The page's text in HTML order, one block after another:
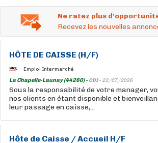
Ne ratez plus
Recevez les nouvelles
HÔTE DE CAISSE (H/F)
Emploi Intermarché
La Chapelle-Launay (44260) -CDI - 22/07/2026
Sous la responsabilité de votre manager,
nos clients en étant disponible et
leur passage en caisse,...
Hôte de Caisse / Accueil H/F